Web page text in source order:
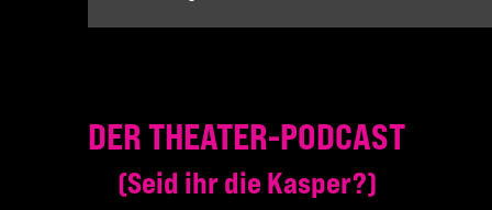
DER THEATER-PODCAST
Seid ihr die Kasper?